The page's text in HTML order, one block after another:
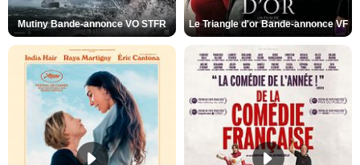
Mutiny Bande-annonce VO STFR Le Triangle d'or Bande-annonce VF